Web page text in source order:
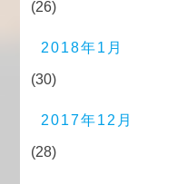
(26)
2018年1月
(30)
2017年12月
(28)